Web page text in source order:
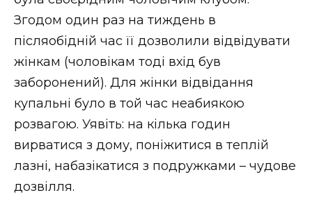
Згодом один раз на тиждень в
післяобідній час її дозволили відвідувати
жінкам (чоловікам тоді вхід був
заборонений). Для жінки відвідання
купальні було в той час неабиякою
розвагою. Уявіть: на кілька годин
вирватися з дому, поніжитися в теплій
лазні, набазікатися з подружками – чудове
дозвілля.